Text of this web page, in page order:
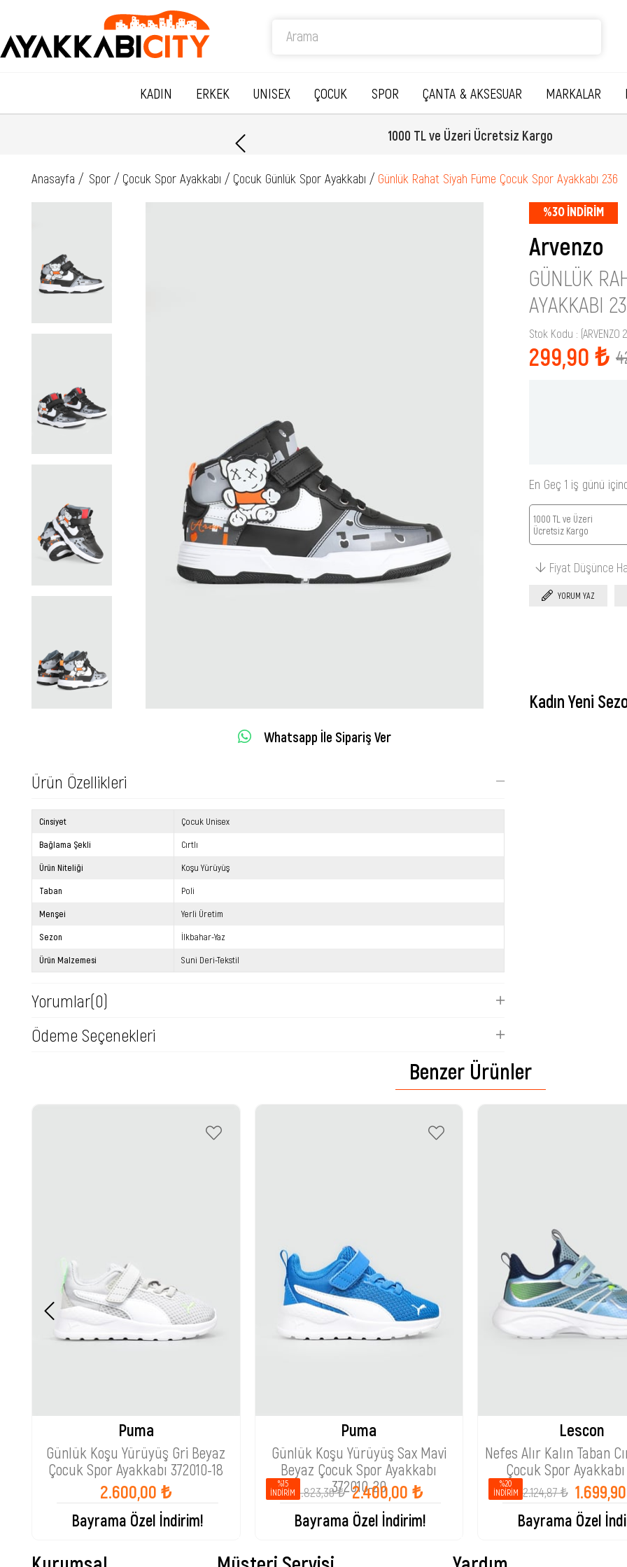
KADIN ERKEK UNISEX ÇOCUK SPOR ÇANTA & AKSESUAR MARKALAR
1000 TL ve Üzeri Ücretsiz Kargo
Anasayfa Spor Çocuk Spor Ayakkabı Çocuk Günlük Spor Ayakkabı Günlük Rahat Siyah Füme Çocuk Spor Ayakkabı 236
Whatsapp İle Sipariş Ver
Ürün Özellikleri
Cinsiyet Çocuk Unisex
Bağlama Şekli Cırtlı
Ürün Niteliği Koşu Yürüyüş
Taban Poli
Menşei Yerli Üretim
Sezon İlkbahar-Yaz
Ürün Malzemesi Suni Deri-Tekstil
Yorumlar(0)
Ödeme Seçenekleri
%30 İNDIRIM
Arvenzo
GÜNLÜK
AYAKKABI
Stok Kodu (ARVENZO
299,90 ₺
En Geç 1 iş günü
1000 TL ve Üzeri
Ücretsiz Kargo
Fiyat Düşünce
YORUM YAZ
Kadın Yeni
Benzer Ürünler
Puma
Günlük Koşu Yürüyüş Gri Beyaz
Çocuk Spor Ayakkabı 372010-18
2.600,00 ₺
Bayrama Özel İndirim!
Puma
Günlük Koşu Yürüyüş Sax Mavi
Beyaz Çocuk Spor Ayakkabı
372010-20
2.400,00 ₺
2.823,36 ₺
Bayrama Özel İndirim!
%15
İNDIRIM
Lescon
Nefes Alır Kalın Taban
Çocuk Spor
2.124,87 ₺
Bayrama Özel
%20
İNDIRIM